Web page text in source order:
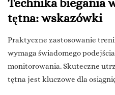
Technika biegania
tętna: wskazówki
Praktyczne zastosowanie
wymaga świadomego
monitorowania. Skuteczne
tętna jest kluczowe dla